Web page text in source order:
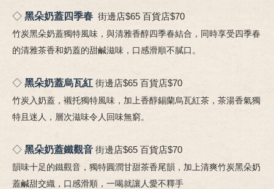
◇ 黑朵奶蓋四季春 街邊店$65 百貨店$70
竹炭黑朵奶蓋獨特風味，與清雅香醇四季春結合，同時享受四季春
的清雅茶香和奶蓋的甜鹹滋味，口感滑順不膩口。
◇ 黑朵奶蓋烏瓦紅 街邊店$65 百貨店$70
竹炭入奶蓋，襯托獨特風味，加上香醇錫蘭烏瓦紅茶，茶湯香氣獨
特且迷人，層次滋味令人回味無窮。
◇ 黑朵奶蓋鐵觀音 街邊店$65 百貨店$70
韻味十足的鐵觀音，獨特圓潤甘甜茶香尾韻，加上清爽竹炭黑朵奶
蓋鹹甜交織，口感滑順，一喝就讓人愛不釋手